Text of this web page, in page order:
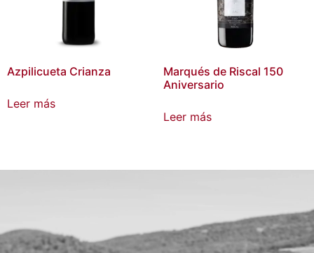
Azpilicueta Crianza
Leer más
Marqués de Riscal 150
Aniversario
Leer más